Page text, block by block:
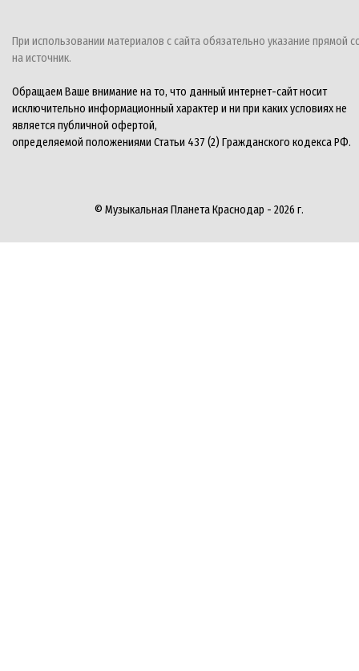
При использовании материалов с сайта обязательно указание прямой
на источник.
Обращаем Ваше внимание на то, что данный интернет-сайт носит
исключительно информационный характер и ни при каких условиях не
является публичной офертой,
определяемой положениями Статьи 437 (2) Гражданского кодекса РФ.
© Музыкальная Планета Краснодар - 2026 г.